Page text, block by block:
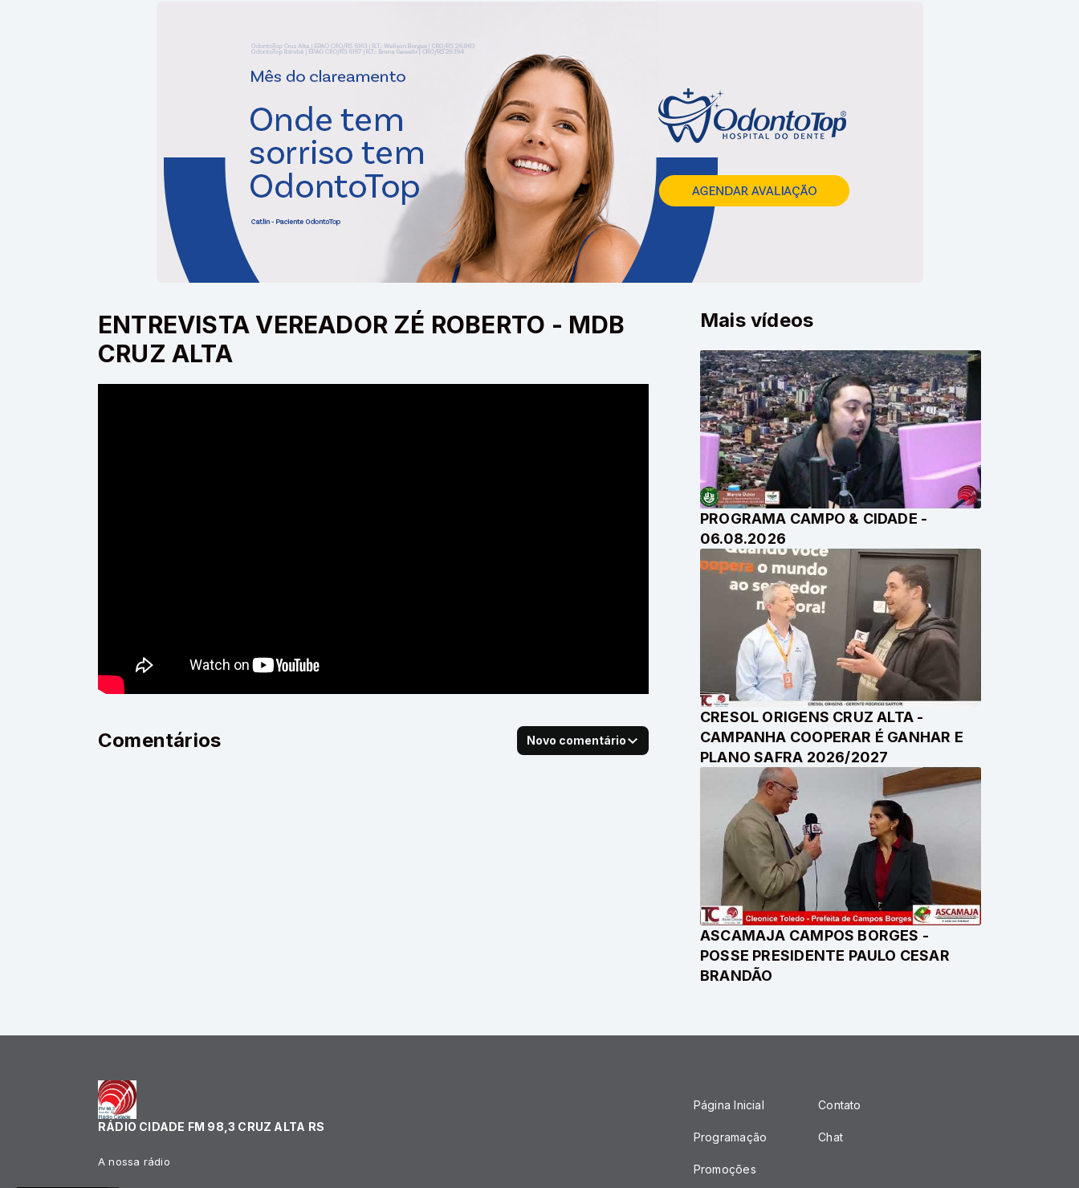
ENTREVISTA VEREADOR ZÉ ROBERTO - MDB
CRUZ ALTA
Mais vídeos
PROGRAMA CAMPO & CIDADE -
06.08.2026
CRESOL ORIGENS CRUZ ALTA -
CAMPANHA COOPERAR É GANHAR E
PLANO SAFRA 2026/2027
ASCAMAJA CAMPOS BORGES -
POSSE PRESIDENTE PAULO CESAR
BRANDÃO
Comentários Novo comentário
RÁDIO CIDADE FM 98,3 CRUZ ALTA RS
A nossa rádio
Página Inicial
Programação
Promoções
Contato
Chat